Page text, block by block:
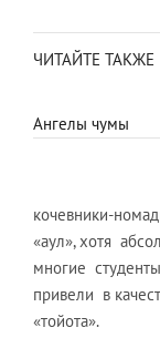
ЧИТАЙТЕ ТАКЖЕ
Ангелы чумы
кочевники-
«аул», хотя
многие
привели в
«тойота».